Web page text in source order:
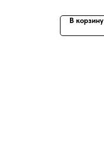
В корзину